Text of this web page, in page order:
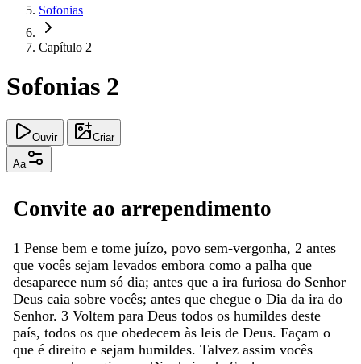
Sofonias
Capítulo 2
Sofonias 2
Ouvir Criar
Aa
Convite ao arrependimento
1 Pense bem e tome juízo, povo sem-vergonha, 2 antes
que vocês sejam levados embora como a palha que
desaparece num só dia; antes que a ira furiosa do Senhor
Deus caia sobre vocês; antes que chegue o Dia da ira do
Senhor. 3 Voltem para Deus todos os humildes deste
país, todos os que obedecem às leis de Deus. Façam o
que é direito e sejam humildes. Talvez assim vocês